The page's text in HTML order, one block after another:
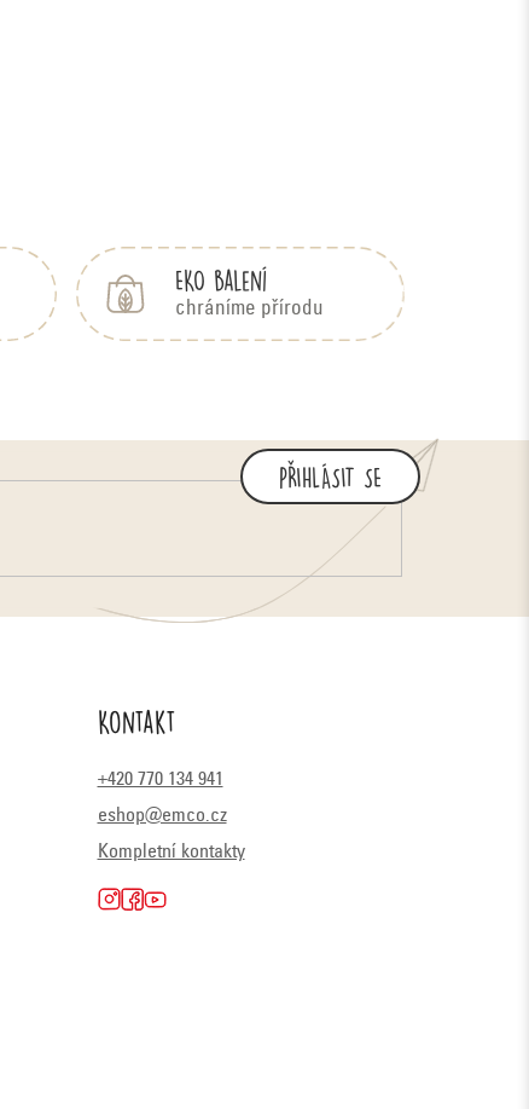
EKO balení
chráníme přírodu
PŘIHLÁSIT SE
Kontakt
+420 770 134 941
eshop@emco.cz
Kompletní kontakty